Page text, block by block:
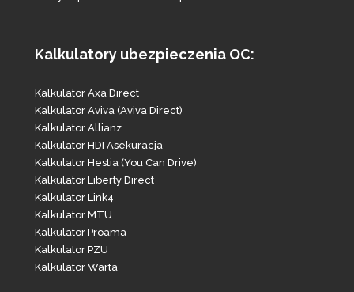
Kalkulatory ubezpieczenia OC:
Kalkulator Axa Direct
Kalkulator Aviva (Aviva Direct)
Kalkulator Allianz
Kalkulator HDI Asekuracja
Kalkulator Hestia (You Can Drive)
Kalkulator Liberty Direct
Kalkulator Link4
Kalkulator MTU
Kalkulator Proama
Kalkulator PZU
Kalkulator Warta